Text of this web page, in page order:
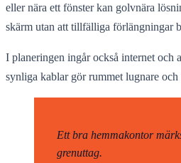
eller nära ett fönster kan golvnära
skärm utan att tillfälliga förlängningar
I planeringen ingår också internet och
synliga kablar gör rummet lugnare
Ett bra hemmakontor
grenuttag.